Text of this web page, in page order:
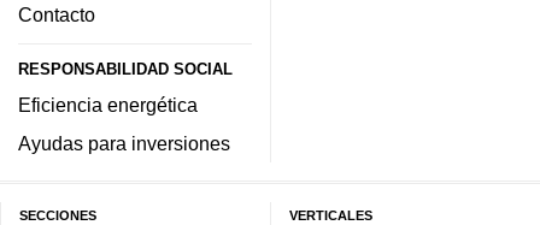
Contacto
RESPONSABILIDAD SOCIAL
Eficiencia energética
Ayudas para inversiones
SECCIONES VERTICALES